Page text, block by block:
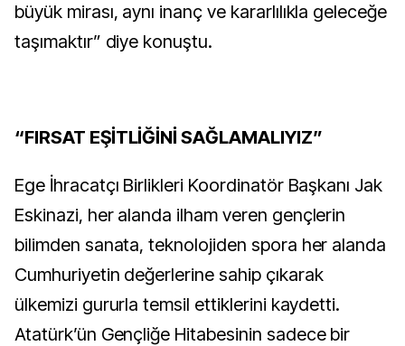
büyük mirası, aynı inanç ve kararlılıkla geleceğe
taşımaktır” diye konuştu.
“FIRSAT EŞİTLİĞİNİ SAĞLAMALIYIZ”
Ege İhracatçı Birlikleri Koordinatör Başkanı Jak
Eskinazi, her alanda ilham veren gençlerin
bilimden sanata, teknolojiden spora her alanda
Cumhuriyetin değerlerine sahip çıkarak
ülkemizi gururla temsil ettiklerini kaydetti.
Atatürk’ün Gençliğe Hitabesinin sadece bir